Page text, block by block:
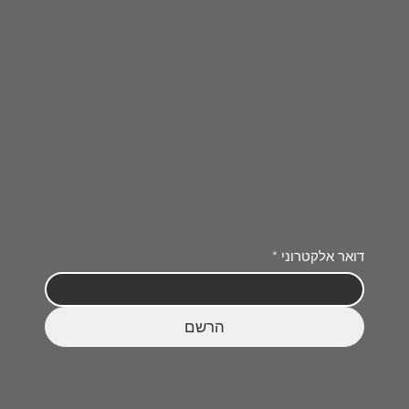
דואר אלקטרוני *
הרשם